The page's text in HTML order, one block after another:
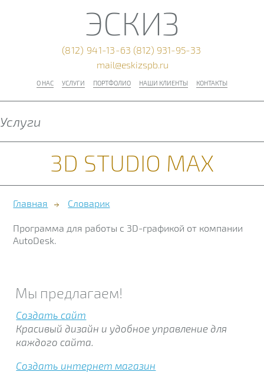
ЭСКИЗ
(812) 941-13-63 (812) 931-95-33
mail@eskizspb.ru
О НАС УСЛУГИ ПОРТФОЛИО НАШИ КЛИЕНТЫ КОНТАКТЫ
3D STUDIO MAX
Услуги
Главная Словарик
Программа для работы с 3D-графикой от компании
AutoDesk.
Мы предлагаем!
Создать сайт
Красивый дизайн и удобное управление для
каждого сайта.
Создать интернет магазин